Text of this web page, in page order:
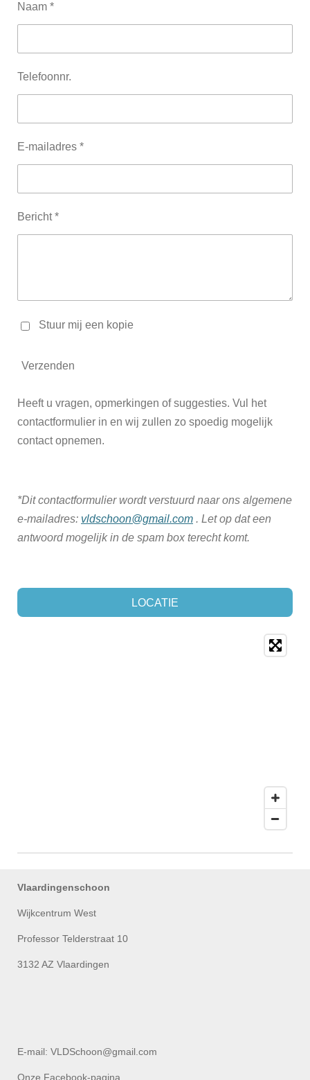
Naam *
Telefoonnr.
E-mailadres *
Bericht *
Stuur mij een kopie
Verzenden
Heeft u vragen, opmerkingen of suggesties. Vul het
contactformulier in en wij zullen zo spoedig mogelijk
contact opnemen.
*Dit contactformulier wordt verstuurd naar ons algemene
e-mailadres: vldschoon@gmail.com . Let op dat een
antwoord mogelijk in de spam box terecht komt.
LOCATIE
Vlaardingenschoon
Wijkcentrum West
Professor Telderstraat 10
3132 AZ Vlaardingen
E-mail: VLDSchoon@gmail.com
Onze Facebook-pagina